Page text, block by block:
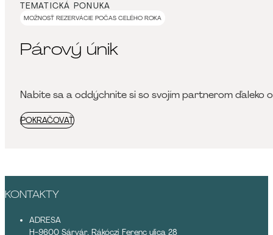
MOŽNOSŤ REZERVÁCIE POČAS CELÉHO ROKA
Párový únik
TEMATICKÁ PONUKA
Nabite sa a oddýchnite si so svojím partnerom ďaleko
POKRAČOVAŤ
KONTAKTY
ADRESA
H-9600 Sárvár, Rákóczi Ferenc ulica 28